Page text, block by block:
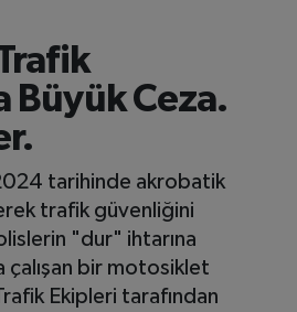
Büyük Ceza.
tarihinde akrobatik
trafik güvenliğini
"dur" ihtarına
çalışan bir motosiklet
Ekipleri tarafından